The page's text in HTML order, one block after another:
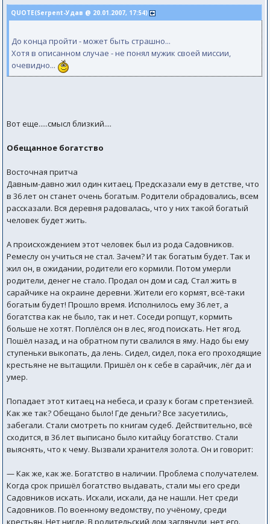
QUOTE(Serpent-Удав @ 20.01.2007, 17:54)
До конца пройти - может быть страшно...
Хотя в описанном случае - не понял мужик своей миссии,
очевидно...
Вот еще.....смысл близкий....
Обещанное богатство
Восточная притча
Давным-давно жил один китаец. Предсказали ему в детстве, что
в 36 лет он станет очень богатым. Родители обрадовались, всем
рассказали. Вся деревня радовалась, что у них такой богатый
человек будет жить.
А происхождением этот человек был из рода Садовников.
Ремеслу он учиться не стал. Зачем? И так богатым будет. Так и
жил он, в ожидании, родители его кормили. Потом умерли
родители, денег не стало. Продал он дом и сад. Стал жить в
сарайчике на окраине деревни. Жители его кормят, всё-таки
богатым будет! Прошло время. Исполнилось ему 36 лет, а
богатства как не было, так и нет. Соседи ропщут, кормить
больше не хотят. Поплёлся он в лес, ягод поискать. Нет ягод.
Пошёл назад, и на обратном пути свалился в яму. Надо бы ему
ступеньки выкопать, да лень. Сидел, сидел, пока его проходящие
крестьяне не вытащили. Пришёл он к себе в сарайчик, лёг да и
умер.
Попадает этот китаец на небеса, и сразу к богам с претензией.
Как же так? Обещано было! Где деньги? Все засуетились,
забегали. Стали смотреть по книгам судеб. Действительно, всё
сходится, в 36 лет выписано было китайцу богатство. Стали
выяснять, что к чему. Вызвали хранителя золота. Он и говорит:
— Как же, как же. Богатство в наличии. Проблема с получателем.
Когда срок пришёл богатство выдавать, стали мы его среди
Садовников искать. Искали, искали, да не нашли. Нет среди
Садовников. По военному ведомству, по учёному, среди
крестьян. Нет нигде. В родительский дом заглянули, нет его.